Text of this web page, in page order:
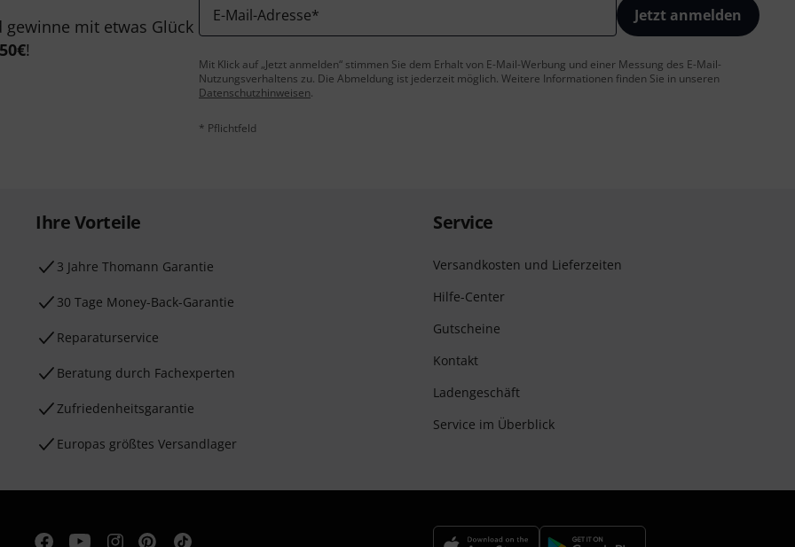
mit etwas Glück
50€!
E-Mail-Adresse* Jetzt anmelden
Mit Klick auf „Jetzt anmelden“ stimmen Sie dem Erhalt von E-Mail-Werbung und einer Messung des E-Mail-
Nutzungsverhaltens zu. Die Abmeldung ist jederzeit möglich. Weitere Informationen finden Sie in unseren
Datenschutzhinweisen.
* Pflichtfeld
Ihre Vorteile
3 Jahre Thomann Garantie
30 Tage Money-Back-Garantie
Reparaturservice
Beratung durch Fachexperten
Zufriedenheitsgarantie
Europas größtes Versandlager
Service
Versandkosten und Lieferzeiten
Hilfe-Center
Gutscheine
Kontakt
Ladengeschäft
Service im Überblick